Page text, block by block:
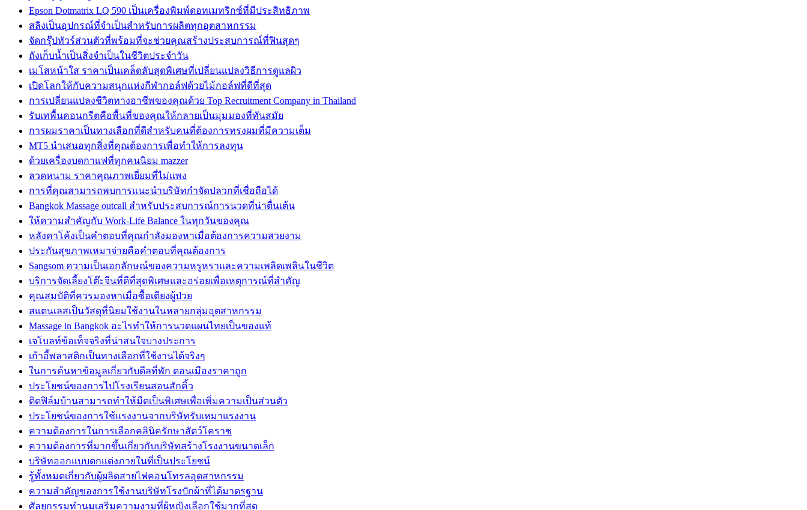
Epson Dotmatrix LQ 590 เป็นเครื่องพิมพ์ดอทเมทริกซ์ที่มีประสิทธิภาพ
สลิงเป็นอุปกรณ์ที่จำเป็นสำหรับการผลิตทุกอุตสาหกรรม
จัดกรุ๊ปทัวร์ส่วนตัวที่พร้อมที่จะช่วยคุณสร้างประสบการณ์ที่ฟินสุดๆ
ถังเก็บน้ำเป็นสิ่งจำเป็นในชีวิตประจำวัน
เมโสหน้าใส ราคาเป็นเคล็ดลับสุดพิเศษที่เปลี่ยนแปลงวิธีการดูแลผิว
เปิดโลกให้กับความสนุกแห่งกีฬากอล์ฟด้วยไม้กอล์ฟที่ดีที่สุด
การเปลี่ยนแปลงชีวิตทางอาชีพของคุณด้วย Top Recruitment Company in Thailand
รับเทพื้นคอนกรีตคือพื้นที่ของคุณให้กลายเป็นมุมมองที่ทันสมัย
การผมราคาเป็นทางเลือกที่ดีสำหรับคนที่ต้องการทรงผมที่มีความเต็ม
MT5 นำเสนอทุกสิ่งที่คุณต้องการเพื่อทำให้การลงทุน
ด้วยเครื่องบดกาแฟที่ทุกคนนิยม mazzer
ลวดหนาม ราคาคุณภาพเยี่ยมที่ไม่แพง
การที่คุณสามารถพบการแนะนำบริษัทกำจัดปลวกที่เชื่อถือได้
Bangkok Massage outcall สำหรับประสบการณ์การนวดที่น่าตื่นเต้น
ให้ความสำคัญกับ Work-Life Balance ในทุกวันของคุณ
หลังคาโค้งเป็นคำตอบที่คุณกำลังมองหาเมื่อต้องการความสวยงาม
ประกันสุขภาพเหมาจ่ายคือคำตอบที่คุณต้องการ
Sangsom ความเป็นเอกลักษณ์ของความหรูหราและความเพลิดเพลินในชีวิต
บริการจัดเลี้ยงโต๊ะจีนที่ดีที่สุดพิเศษและอร่อยเพื่อเหตุการณ์ที่สำคัญ
คุณสมบัติที่ควรมองหาเมื่อซื้อเตียงผู้ป่วย
สแตนเลสเป็นวัสดุที่นิยมใช้งานในหลายกลุ่มอุตสาหกรรม
Massage in Bangkok อะไรทำให้การนวดแผนไทยเป็นของแท้
เจโบลท์ข้อเท็จจริงที่น่าสนใจบางประการ
เก้าอี้พลาสติกเป็นทางเลือกที่ใช้งานได้จริงๆ
ในการค้นหาข้อมูลเกี่ยวกับดีลที่พัก ดอนเมืองราคาถูก
ประโยชน์ของการไปโรงเรียนสอนสักคิ้ว
ติดฟิล์มบ้านสามารถทำให้มืดเป็นพิเศษเพื่อเพิ่มความเป็นส่วนตัว
ประโยชน์ของการใช้แรงงานจากบริษัทรับเหมาแรงงาน
ความต้องการในการเลือกคลินิครักษาสัตว์โคราช
ความต้องการที่มากขึ้นเกี่ยวกับบริษัทสร้างโรงงานขนาดเล็ก
บริษัทออกแบบตกแต่งภายในที่เป็นประโยชน์
รู้ทั้งหมดเกี่ยวกับผู้ผลิตสายไฟคอนโทรลอุตสาหกรรม
ความสำคัญของการใช้งานบริษัทโรงปักผ้าที่ได้มาตรฐาน
ศัลยกรรมทำนมเสริมความงามที่ผู้หญิงเลือกใช้มากที่สุด